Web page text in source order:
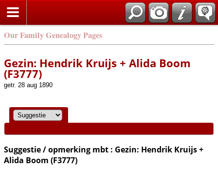
Our Family Genealogy Pages
Gezin: Hendrik Kruijs + Alida Boom
(F3777)
getr. 28 aug 1890
Suggestie / opmerking mbt : Gezin: Hendrik Kruijs +
Alida Boom (F3777)